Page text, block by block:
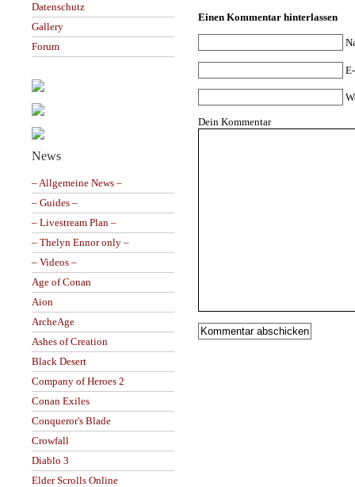
Datenschutz
Gallery
Forum
News
– Allgemeine News –
– Guides –
– Livestream Plan –
– Thelyn Ennor only –
– Videos –
Age of Conan
Aion
ArcheAge
Ashes of Creation
Black Desert
Company of Heroes 2
Conan Exiles
Conqueror's Blade
Crowfall
Diablo 3
Elder Scrolls Online
Einen Kommentar hinterlassen
Dein Kommentar